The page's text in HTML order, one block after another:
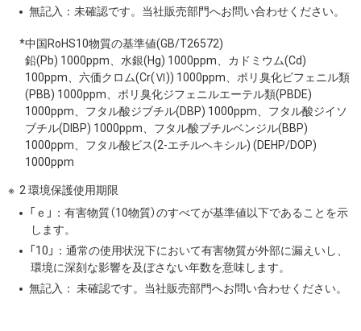
無記入：未確認です。当社販売部門へお問い合わせください。
*中国RoHS10物質の基準値(GB/T26572)
鉛(Pb) 1000ppm、水銀(Hg) 1000ppm、カドミウム(Cd)
100ppm、六価クロム(Cr(Ⅵ)) 1000ppm、ポリ臭化ビフェニル類
(PBB) 1000ppm、ポリ臭化ジフェニルエーテル類(PBDE)
1000ppm、フタル酸ジブチル(DBP) 1000ppm、フタル酸ジイソ
ブチル(DIBP) 1000ppm、フタル酸ブチルベンジル(BBP)
1000ppm、フタル酸ビス(2-エチルヘキシル) (DEHP/DOP)
1000ppm
2 環境保護使用期限
「ｅ」：有害物質（10物質）のすべてが基準値以下であることを示
します。
「10」：通常の使用状況下において有害物質が外部に漏えいし、
環境に深刻な影響を及ぼさない年数を意味します。
無記入： 未確認です。当社販売部門へお問い合わせください。